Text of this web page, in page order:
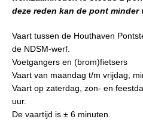
deze reden kan de pont minder
Vaart tussen de Houthaven
de NDSM-werf.
Voetgangers en (brom)fietsers
Vaart van maandag t/m vrijdag,
Vaart op zaterdag, zon- en
uur.
De vaartijd is ± 6 minuten.